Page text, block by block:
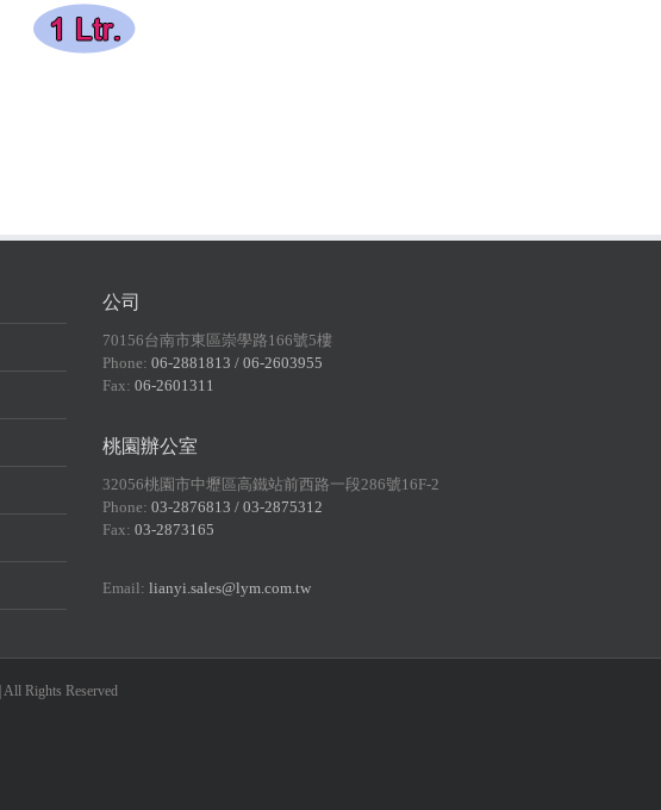
公司
70156台南市東區崇學路166號5樓
Phone:06-2881813 / 06-2603955
Fax:06-2601311
桃園辦公室
32056桃園市中壢區高鐵站前西路一段286號16F-2
Phone:03-2876813 / 03-2875312
Fax:03-2873165
Email:lianyi.sales@lym.com.tw
| All Rights Reserved